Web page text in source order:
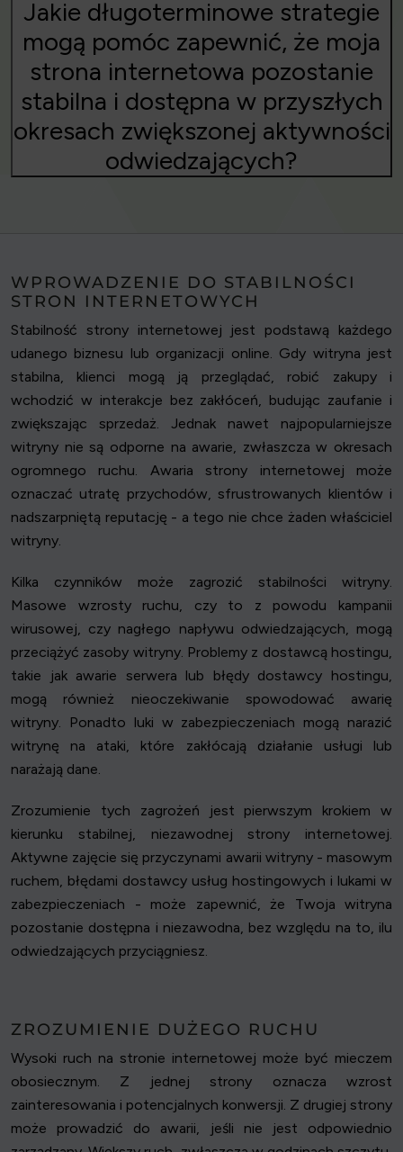
Jakie długoterminowe strategie
mogą pomóc zapewnić, że moja
strona internetowa pozostanie
stabilna i dostępna w przyszłych
okresach zwiększonej aktywności
odwiedzających?
WPROWADZENIE DO STABILNOŚCI
STRON INTERNETOWYCH
Stabilność strony internetowej jest podstawą każdego
udanego biznesu lub organizacji online. Gdy witryna jest
stabilna, klienci mogą ją przeglądać, robić zakupy i
wchodzić w interakcje bez zakłóceń, budując zaufanie i
zwiększając sprzedaż. Jednak nawet najpopularniejsze
witryny nie są odporne na awarie, zwłaszcza w okresach
ogromnego ruchu. Awaria strony internetowej może
oznaczać utratę przychodów, sfrustrowanych klientów i
nadszarpniętą reputację - a tego nie chce żaden właściciel
witryny.
Kilka czynników może zagrozić stabilności witryny.
Masowe wzrosty ruchu, czy to z powodu kampanii
wirusowej, czy nagłego napływu odwiedzających, mogą
przeciążyć zasoby witryny. Problemy z dostawcą hostingu,
takie jak awarie serwera lub błędy dostawcy hostingu,
mogą również nieoczekiwanie spowodować awarię
witryny. Ponadto luki w zabezpieczeniach mogą narazić
witrynę na ataki, które zakłócają działanie usługi lub
narażają dane.
Zrozumienie tych zagrożeń jest pierwszym krokiem w
kierunku stabilnej, niezawodnej strony internetowej.
Aktywne zajęcie się przyczynami awarii witryny - masowym
ruchem, błędami dostawcy usług hostingowych i lukami w
zabezpieczeniach - może zapewnić, że Twoja witryna
pozostanie dostępna i niezawodna, bez względu na to, ilu
odwiedzających przyciągniesz.
ZROZUMIENIE DUŻEGO RUCHU
Wysoki ruch na stronie internetowej może być mieczem
obosiecznym. Z jednej strony oznacza wzrost
zainteresowania i potencjalnych konwersji. Z drugiej strony
może prowadzić do awarii, jeśli nie jest odpowiednio